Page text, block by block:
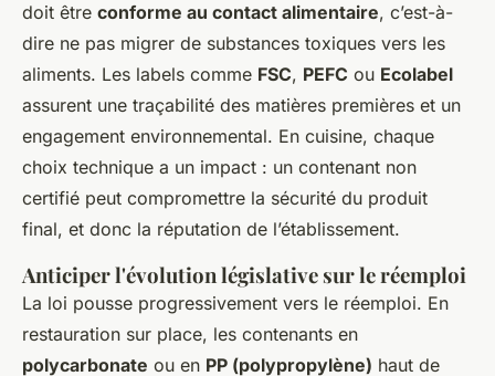
doit être conforme au contact alimentaire, c’est-à-
dire ne pas migrer de substances toxiques vers les
aliments. Les labels comme FSC, PEFC ou Ecolabel
assurent une traçabilité des matières premières et un
engagement environnemental. En cuisine, chaque
choix technique a un impact : un contenant non
certifié peut compromettre la sécurité du produit
final, et donc la réputation de l’établissement.
Anticiper l'évolution législative sur le réemploi
La loi pousse progressivement vers le réemploi. En
restauration sur place, les contenants en
polycarbonate ou en PP (polypropylène) haut de